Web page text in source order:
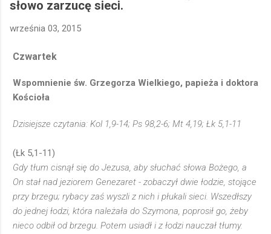
słowo zarzucę sieci.
września 03, 2015
Czwartek
Wspomnienie św. Grzegorza Wielkiego, papieża i doktora
Kościoła
Dzisiejsze czytania: Kol 1,9-14; Ps 98,2-6; Mt 4,19; Łk 5,1-11
(Łk 5,1-11)
Gdy tłum cisnął się do Jezusa, aby słuchać słowa Bożego, a
On stał nad jeziorem Genezaret - zobaczył dwie łodzie, stojące
przy brzegu; rybacy zaś wyszli z nich i płukali sieci. Wszedłszy
do jednej łodzi, która należała do Szymona, poprosił go, żeby
nieco odbił od brzegu. Potem usiadł i z łodzi nauczał tłumy.